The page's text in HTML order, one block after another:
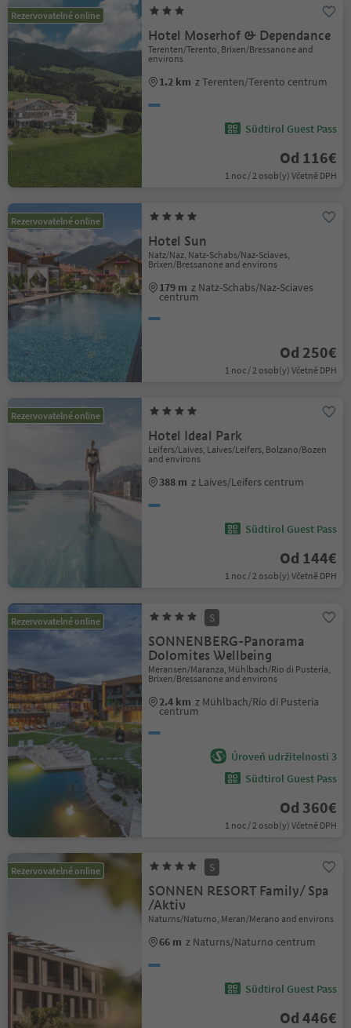
Rezervovatelné online
Hotel Moserhof & Dependance
Terenten/Terento, Brixen/Bressanone and
environs
1.2 km z Terenten/Terento centrum
Südtirol Guest Pass
Od 116€
1 noc / 2 osob(y) Včetně DPH
Rezervovatelné online
Hotel Sun
Natz/Naz, Natz-Schabs/Naz-Sciaves,
Brixen/Bressanone and environs
179 m z Natz-Schabs/Naz-Sciaves
centrum
Od 250€
1 noc / 2 osob(y) Včetně DPH
Rezervovatelné online
Hotel Ideal Park
Leifers/Laives, Laives/Leifers, Bolzano/Bozen
and environs
388 m z Laives/Leifers centrum
Südtirol Guest Pass
Od 144€
1 noc / 2 osob(y) Včetně DPH
Rezervovatelné online S
SONNENBERG-Panorama
Dolomites Wellbeing
Meransen/Maranza, Mühlbach/Rio di Pusteria,
Brixen/Bressanone and environs
2.4 km z Mühlbach/Rio di Pusteria
centrum
Úroveň udržitelnosti 3
Südtirol Guest Pass
Od 360€
1 noc / 2 osob(y) Včetně DPH
Rezervovatelné online S
SONNEN RESORT Family/ Spa
/Aktiv
Naturns/Naturno, Meran/Merano and environs
66 m z Naturns/Naturno centrum
Südtirol Guest Pass
Od 446€